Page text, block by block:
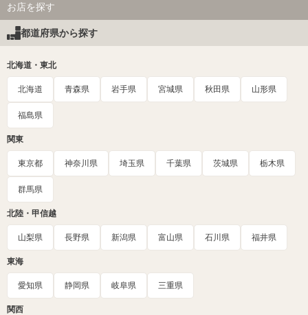
お店を探す
都道府県から探す
北海道・東北
北海道 青森県 岩手県 宮城県 秋田県 山形県
福島県
関東
東京都 神奈川県 埼玉県 千葉県 茨城県 栃木県
群馬県
北陸・甲信越
山梨県 長野県 新潟県 富山県 石川県 福井県
東海
愛知県 静岡県 岐阜県 三重県
関西